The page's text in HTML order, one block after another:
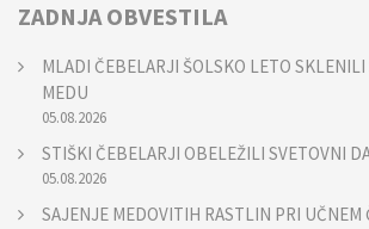
ZADNJA OBVESTILA
MLADI ČEBELARJI ŠOLSKO LETO
MEDU
05.08.2026
STIŠKI ČEBELARJI OBELEŽILI SVETOVNI
05.08.2026
SAJENJE MEDOVITIH RASTLIN PRI UČNEM